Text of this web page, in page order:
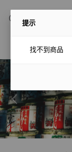
提示
找不到商品